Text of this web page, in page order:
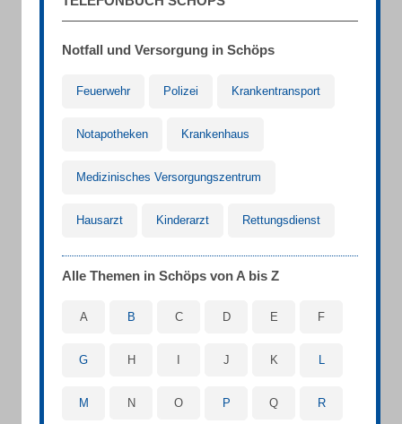
Notfall und Versorgung in Schöps
Feuerwehr Polizei Krankentransport
Notapotheken Krankenhaus
Medizinisches Versorgungszentrum
Hausarzt Kinderarzt Rettungsdienst
Alle Themen in Schöps von A bis Z
A B C D E F
G H J K L
M N O P Q R